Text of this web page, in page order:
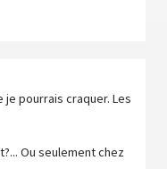
pourrais craquer. Les
Ou seulement chez